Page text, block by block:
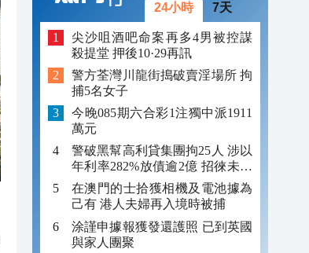
24小時 7天
尖沙咀酒吧命案再多4男被控謀
殺提堂 押後10·29再訊
警方荃灣川龍街搗破賣淫場所 拘
捕5名女子
今晚085期六合彩1注獨中派1911
萬元
警破黑幫高利貸集團拘25人 涉以
年利率282%放債逾2億 招徠未成
年追數
在澳門的士拾獲相機及電池據為
己有 港人夫婦再入境時被捕
涂謹申據報獲發還護照 已到英國
與家人團聚